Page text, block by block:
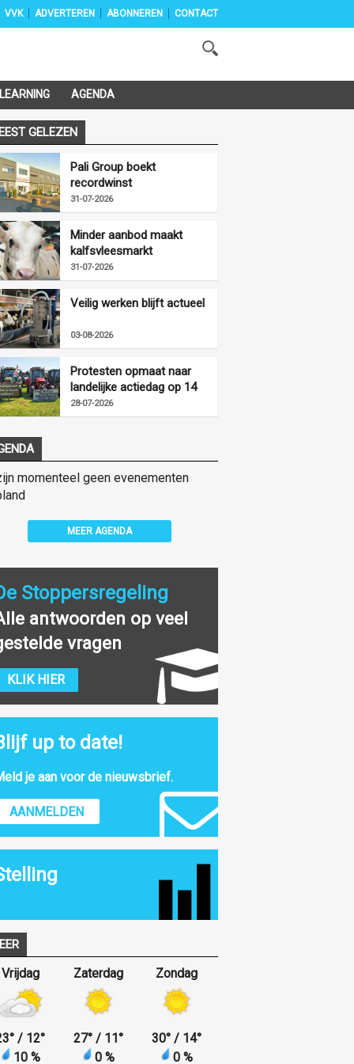
AGENDA
VVK ADVERTEREN ABONNEREN CONTACT
GELEZEN
Pali Group boekt
recordwinst
31-07-2026
Minder aanbod maakt
kalfsvleesmarkt
vriendelijker
31-07-2026
Veilig werken blijft actueel
03-08-2026
Protesten opmaat naar
landelijke actiedag op 14
augustus
28-07-2026
momenteel geen evenementen
MEER AGENDA
Stoppersregeling
antwoorden op veel
vragen
KLIK HIER
up to date!
je aan voor de nieuwsbrief.
AANMELDEN
Vrijdag
° / 12°
10 %
Zaterdag
27° / 11 °
0 %
Zondag
30° / 14°
0 %